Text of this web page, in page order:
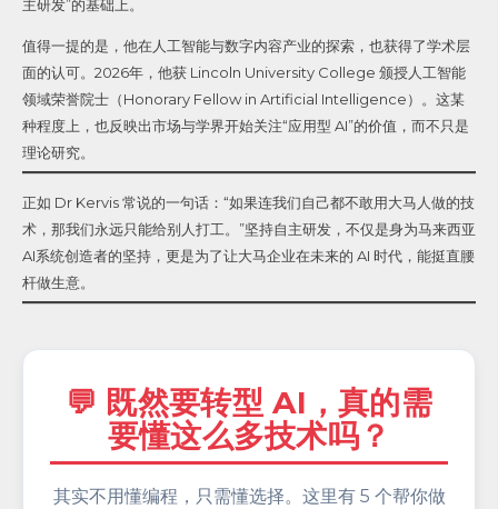
主研发”的基础上。
值得一提的是，他在人工智能与数字内容产业的探索，也获得了学术层
面的认可。2026年，他获 Lincoln University College 颁授人工智能
领域荣誉院士（Honorary Fellow in Artificial Intelligence）。这某
种程度上，也反映出市场与学界开始关注“应用型 AI”的价值，而不只是
理论研究。
正如 Dr Kervis 常说的一句话：“如果连我们自己都不敢用大马人做的技
术，那我们永远只能给别人打工。”坚持自主研发，不仅是身为马来西亚
AI系统创造者的坚持，更是为了让大马企业在未来的 AI 时代，能挺直腰
杆做生意。
💬 既然要转型 AI，真的需
要懂这么多技术吗？
其实不用懂编程，只需懂选择。这里有 5 个帮你做